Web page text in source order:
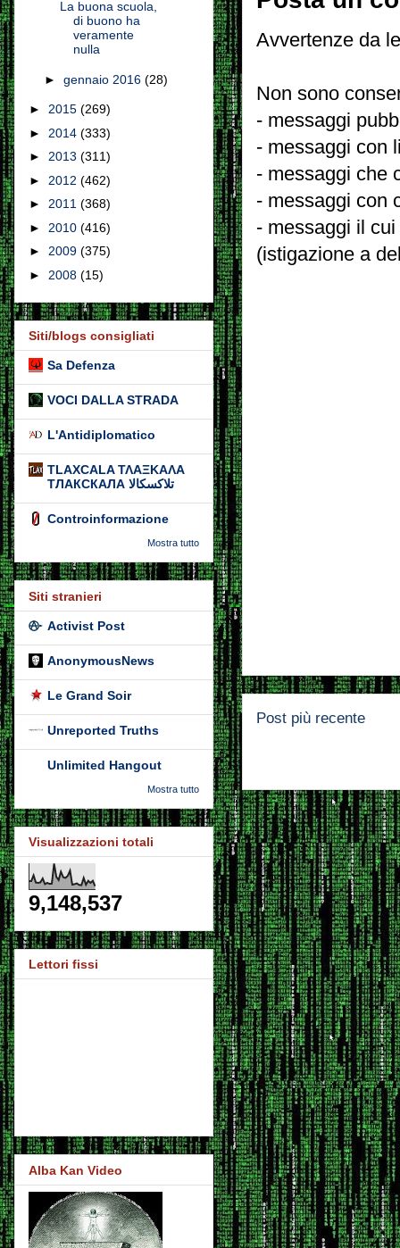
Avvertenze da
Non sono
- messaggi
- messaggi con
- messaggi che
- messaggi con
- messaggi il
(istigazione a
Post più recente
La buona scuola,
di buono ha
veramente
nulla
► gennaio 2016 (28)
► 2015 (269)
► 2014 (333)
► 2013 (311)
► 2012 (462)
► 2011 (368)
► 2010 (416)
► 2009 (375)
► 2008 (15)
Siti/blogs consigliati
Sa Defenza
VOCI DALLA STRADA
L'Antidiplomatico
TLAXCALA ΤΛΑΞΚΑΛΑ
ТЛАКСКАЛА تلاكسكالا
Controinformazione
Mostra tutto
Siti stranieri
Activist Post
AnonymousNews
Le Grand Soir
Unreported Truths
Unlimited Hangout
Mostra tutto
Visualizzazioni totali
9,148,537
Lettori fissi
Alba Kan Video